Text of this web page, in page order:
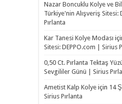
Nazar Boncuklu Kolye ve
Türkiye'nin Alışveriş Sitesi:
Pırlanta
Kar Tanesi Kolye Modası
Sitesi: DEPPO.com | Sirius
0,50 Ct. Pırlanta Tektaş
Sevgililer Günü | Sirius
Ametist Kalp Kolyeiçin 14
Sirius Pırlanta